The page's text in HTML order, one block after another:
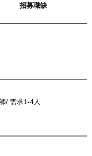
招募職缺
/ 需求1-4人